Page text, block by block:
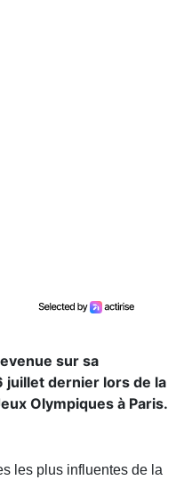
sur sa
dernier lors de la
Olympiques à Paris.
les plus influentes de la